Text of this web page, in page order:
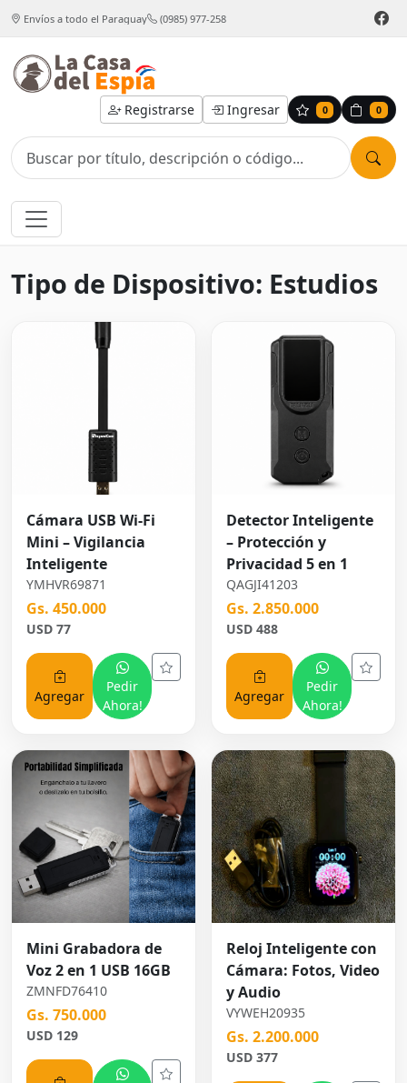
Envíos a todo el Paraguay (0985) 977-258
Registrarse Ingresar 0 0
Tipo de Dispositivo: Estudios
Cámara USB Wi-Fi
Mini – Vigilancia
Inteligente
YMHVR69871
Gs. 450.000
USD 77
Agregar
Pedir
Ahora!
Detector Inteligente
– Protección y
Privacidad 5 en 1
QAGJI41203
Gs. 2.850.000
USD 488
Agregar
Pedir
Ahora!
Mini Grabadora de
Voz 2 en 1 USB 16GB
ZMNFD76410
Gs. 750.000
USD 129
Reloj Inteligente con
Cámara: Fotos, Video
y Audio
VYWEH20935
Gs. 2.200.000
USD 377